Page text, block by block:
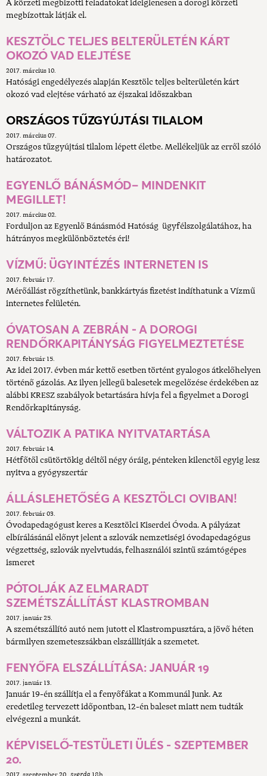
A körzeti megbízotti feladatokat ideiglenesen a dorogi körzeti
megbízottak látják el.
KESZTÖLC TELJES BELTERÜLETÉN KÁRT
OKOZÓ VAD ELEJTÉSE
2017. március 10.
Hatósági engedélyezés alapján Kesztölc teljes belterületén kárt
okozó vad elejtése várható az éjszakai időszakban
ORSZÁGOS TŰZGYÚJTÁSI TILALOM
2017. március 07.
Országos tűzgyújtási tilalom lépett életbe. Mellékeljük az erről szóló
határozatot.
EGYENLŐ BÁNÁSMÓD– MINDENKIT
MEGILLET!
2017. március 02.
Forduljon az Egyenlő Bánásmód Hatóság ügyfélszolgálatához, ha
hátrányos megkülönböztetés éri!
VÍZMŰ: ÜGYINTÉZÉS INTERNETEN IS
2017. február 17.
Mérőállást rögzíthetünk, bankkártyás fizetést indíthatunk a Vízmű
internetes felületén.
ÓVATOSAN A ZEBRÁN - A DOROGI
RENDŐRKAPITÁNYSÁG FIGYELMEZTETÉSE
2017. február 15.
Az idei 2017. évben már kettő esetben történt gyalogos átkelőhelyen
történő gázolás. Az ilyen jellegű balesetek megelőzése érdekében az
alábbi KRESZ szabályok betartására hívja fel a figyelmet a Dorogi
Rendőrkapitányság.
VÁLTOZIK A PATIKA NYITVATARTÁSA
2017. február 14.
Hétfőtől csütörtökig déltől négy óráig, pénteken kilenctől egyig lesz
nyitva a gyógyszertár
ÁLLÁSLEHETŐSÉG A KESZTÖLCI OVIBAN!
2017. február 03.
Óvodapedagógust keres a Kesztölci Kiserdei Óvoda. A pályázat
elbírálásánál előnyt jelent a szlovák nemzetiségi óvodapedagógus
végzettség, szlovák nyelvtudás, felhasználói szintű számtógépes
ismeret
PÓTOLJÁK AZ ELMARADT
SZEMÉTSZÁLLÍTÁST KLASTROMBAN
2017. január 25.
A szemétszállító autó nem jutott el Klastrompusztára, a jövő héten
bármilyen szemeteszsákban elszálllítják a szemetet.
FENYŐFA ELSZÁLLÍTÁSA: JANUÁR 19
2017. január 13.
Január 19-én szállítja el a fenyőfákat a Kommunál Junk. Az
eredetileg tervezett időpontban, 12-én baleset miatt nem tudták
elvégezni a munkát.
KÉPVISELŐ-TESTÜLETI ÜLÉS - SZEPTEMBER
20.